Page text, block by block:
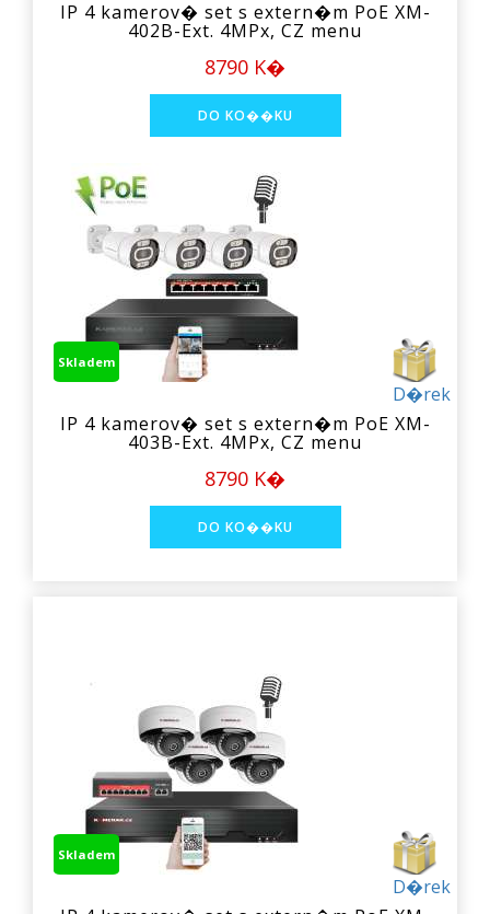
IP 4 kamerov� set s extern�m PoE XM-
402B-Ext. 4MPx, CZ menu
8790 K�
D�rek
Skladem
IP 4 kamerov� set s extern�m PoE XM-
403B-Ext. 4MPx, CZ menu
8790 K�
D�rek
Skladem